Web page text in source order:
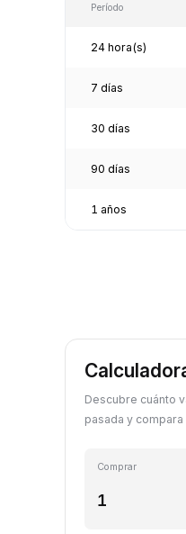
Período
24 hora(s)
7 días
30 días
90 días
1 años
Descubre cuánto
pasada y
Comprar